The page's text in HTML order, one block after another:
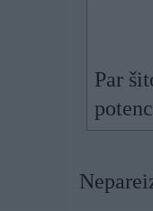
Par